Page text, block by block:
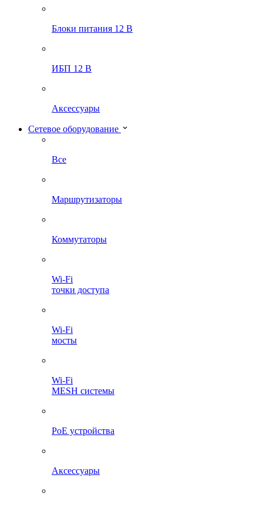
Блоки питания 12 В
ИБП 12 В
Аксессуары
Сетевое оборудование
Все
Маршрутизаторы
Коммутаторы
Wi-Fi
точки доступа
Wi-Fi
мосты
Wi-Fi
MESH системы
PoE устройства
Аксессуары